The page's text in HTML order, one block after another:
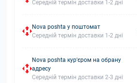
Середній термін доставки 1-2 дні
Nova poshta у поштомат
Середній термін доставки 1-2 дні
Nova poshta кур'єром на обрану
адресу
Середній термін доставки 2-3 дні